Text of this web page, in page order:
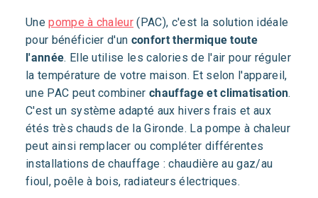
Unepompe à chaleur (PAC), c'est la solution idéale
pour bénéficier d'un confort thermique toute
l'année. Elle utilise les calories de l'air pour réguler
la température de votre maison. Et selon l'appareil,
une PAC peut combinerchauffage et climatisation.
C'est un système adapté aux hivers frais et aux
étés très chauds de la Gironde. La pompe à chaleur
peut ainsi remplacer ou compléter différentes
installations de chauffage : chaudière au gaz/au
fioul, poêle à bois, radiateurs électriques.